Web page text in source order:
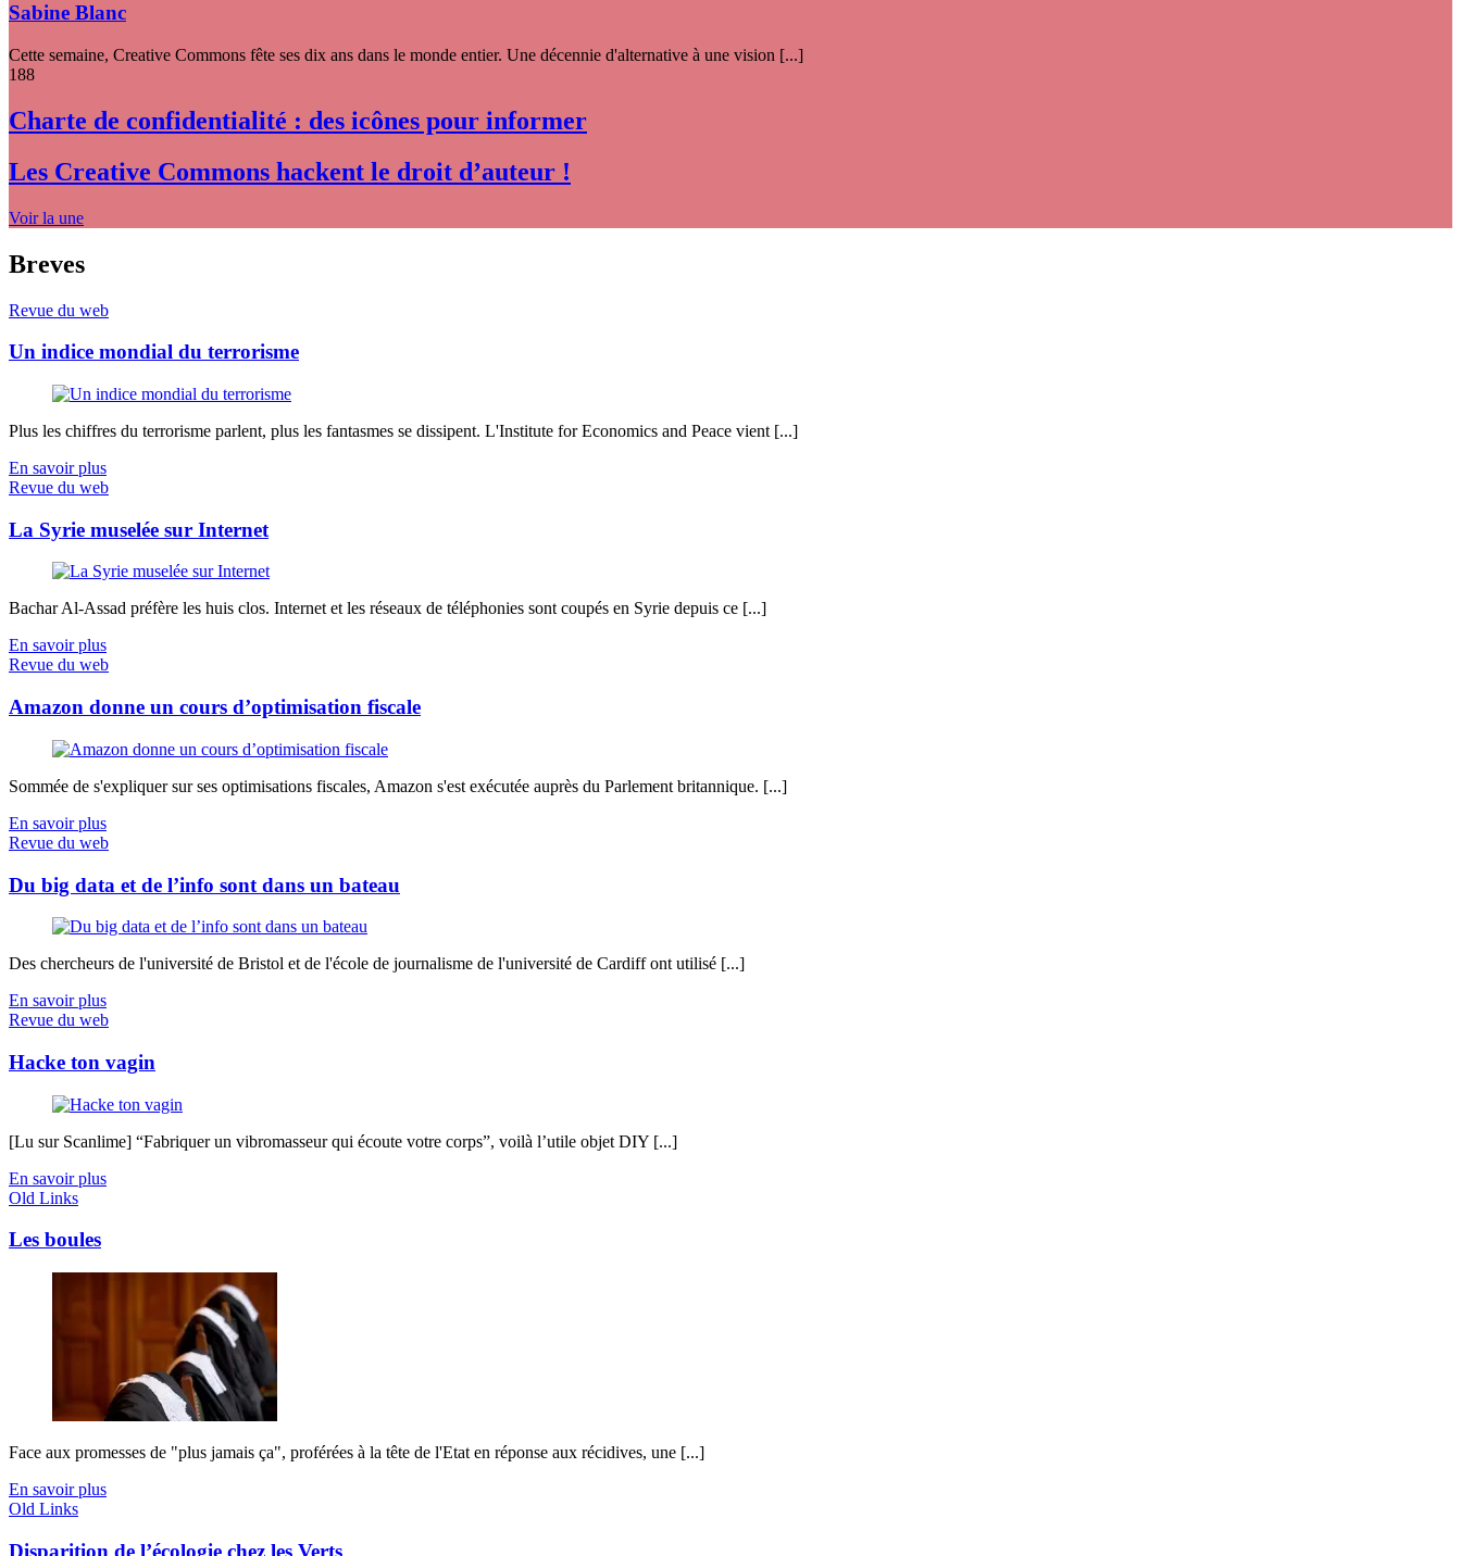
Sabine Blanc
Cette semaine, Creative Commons fête ses dix ans dans le monde entier. Une décennie d'alternative à une vision [...]
188
Charte de confidentialité : des icônes pour informer
Les Creative Commons hackent le droit d’auteur !
Voir la une
Breves
Revue du web
Un indice mondial du terrorisme
Plus les chiffres du terrorisme parlent, plus les fantasmes se dissipent. L'Institute for Economics and Peace vient [...]
En savoir plus
Revue du web
La Syrie muselée sur Internet
Bachar Al-Assad préfère les huis clos. Internet et les réseaux de téléphonies sont coupés en Syrie depuis ce [...]
En savoir plus
Revue du web
Amazon donne un cours d’optimisation fiscale
Sommée de s'expliquer sur ses optimisations fiscales, Amazon s'est exécutée auprès du Parlement britannique. [...]
En savoir plus
Revue du web
Du big data et de l’info sont dans un bateau
Des chercheurs de l'université de Bristol et de l'école de journalisme de l'université de Cardiff ont utilisé [...]
En savoir plus
Revue du web
Hacke ton vagin
[Lu sur Scanlime] “Fabriquer un vibromasseur qui écoute votre corps”, voilà l’utile objet DIY [...]
En savoir plus
Old Links
Les boules
Face aux promesses de "plus jamais ça", proférées à la tête de l'Etat en réponse aux récidives, une [...]
En savoir plus
Old Links
Disparition de l’écologie chez les Verts